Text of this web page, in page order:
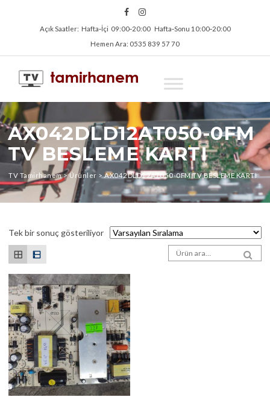
Açık Saatler: Hafta‑İçi 09:00‑20:00 Hafta‑Sonu 10:00‑20:00
Hemen Ara: 0535 839 57 70
AX042DLD12AT050-0FM
TV BESLEME KARTI
TV Tamirhanem>Ürünler >AX042DLD12AT050-0FM TV BESLEME KARTI
Tek bir sonuç gösteriliyor
Arama sonuçları: